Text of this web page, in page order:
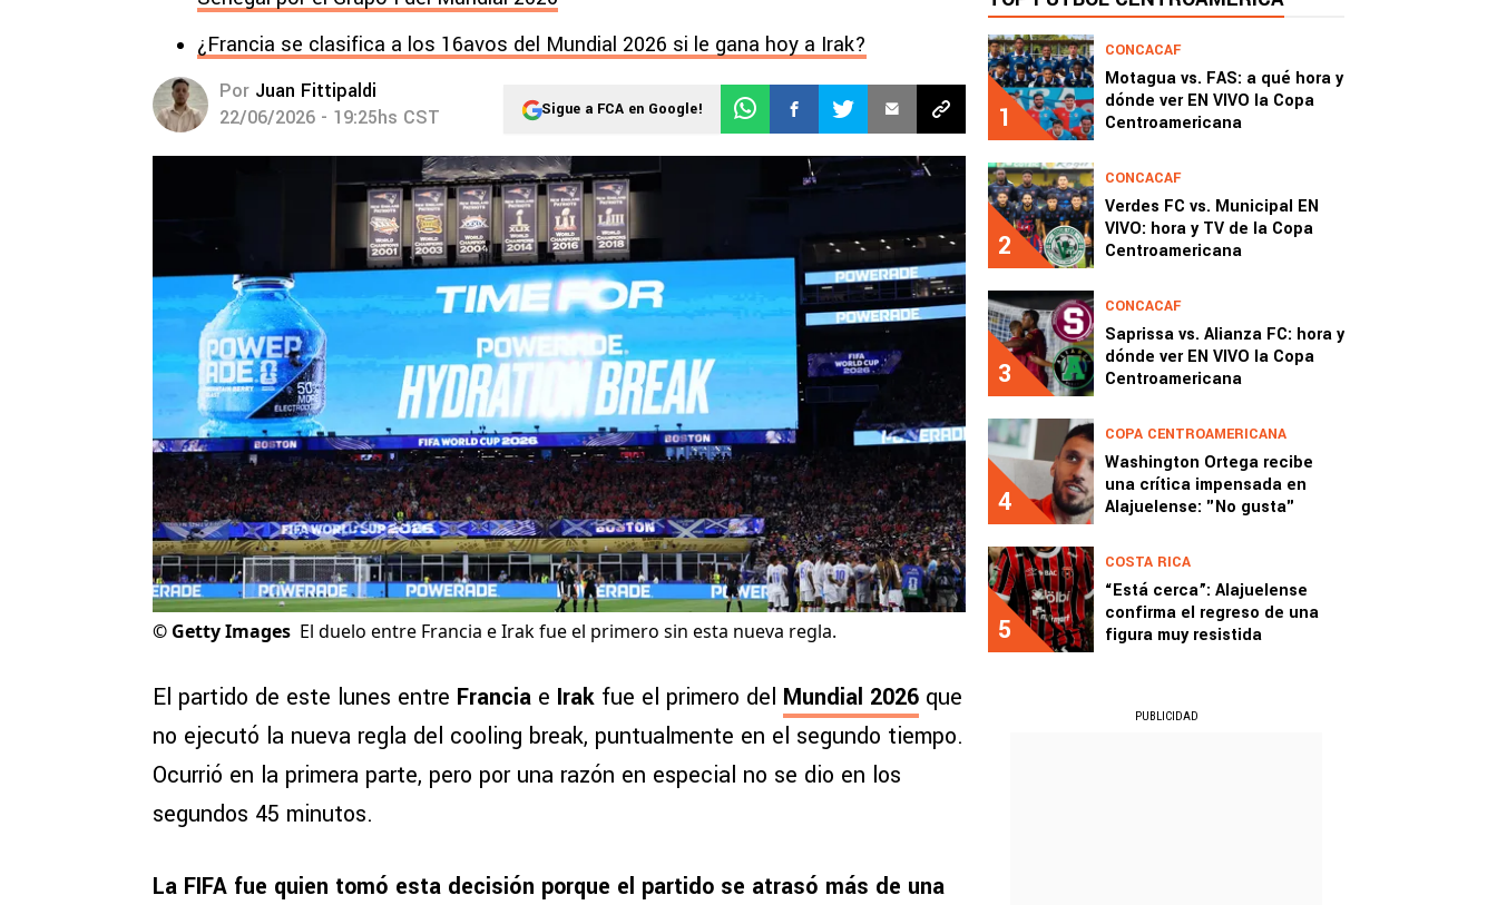
¿Francia se clasifica a los 16avos del Mundial 2026 si le gana hoy a Irak?
Por Juan Fittipaldi
22/06/2026 - 19:25hs CST
Sigue a FCA en Google!
© Getty Images El duelo entre Francia e Irak fue el primero sin esta nueva regla.
El partido de este lunes entre Francia e Irak fue el primero del Mundial 2026 que
no ejecutó la nueva regla del cooling break, puntualmente en el segundo tiempo.
Ocurrió en la primera parte, pero por una razón en especial no se dio en los
segundos 45 minutos.
La FIFA fue quien tomó esta decisión porque el partido se atrasó más de una
1
CONCACAF
Motagua vs. FAS: a qué hora y
dónde ver EN VIVO la Copa
Centroamericana
2
CONCACAF
Verdes FC vs. Municipal EN
VIVO: hora y TV de la Copa
Centroamericana
3
CONCACAF
Saprissa vs. Alianza FC: hora y
dónde ver EN VIVO la Copa
Centroamericana
4
COPA CENTROAMERICANA
Washington Ortega recibe
una crítica impensada en
Alajuelense: "No gusta"
5
COSTA RICA
“Está cerca”: Alajuelense
confirma el regreso de una
figura muy resistida
PUBLICIDAD